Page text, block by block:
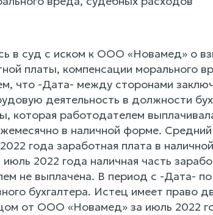
в суд с иском к ООО «Новамед» о
платы, компенсации морального
что -Дата- между сторонами
деятельность в должности
которая работодателем
в наличной форме.
года заработная плата в
2022 года наличная часть
не выплачена. В период с -Дата-
бухгалтера. Истец имеет
от ООО «Новамед» за июль 2022